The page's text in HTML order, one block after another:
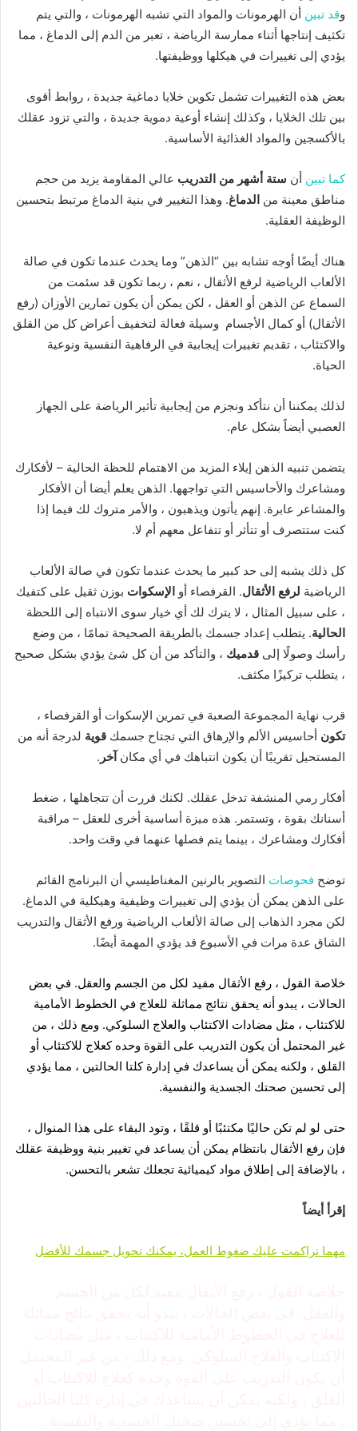
وقد تبين أن الهرمونات والمواد التي تشبه الهرمونات ، والتي يتم
تكثيف إنتاجها أثناء ممارسة الرياضة ، تعبر من الدم إلى الدماغ ، مما
يؤدي إلى تغييرات في هيكلها ووظيفتها.
بعض هذه التغييرات تشمل تكوين خلايا دماغية جديدة ، روابط أقوى
بين تلك الخلايا ، وكذلك إنشاء أوعية دموية جديدة ، والتي تزود عقلك
بالأكسجين والمواد الغذائية الأساسية.
كما تبين أن ستة أشهر من التدريب عالي المقاومة يزيد من حجم
مناطق معينة من الدماغ. وهذا التغيير في بنية الدماغ مرتبط بتحسين
الوظيفة العقلية.
هناك أيضًا أوجه تشابه بين “الذهن” وما يحدث عندما تكون في صالة
الألعاب الرياضية لرفع الأثقال ، نعم ، ربما تكون قد سئمت من
السماع عن الذهن أو العقل ، لكن يمكن أن يكون تمارين الأوزان (رفع
الأثقال) أو كمال الأجسام وسيلة فعالة لتخفيف أعراض كل من القلق
والاكتئاب ، تقديم تغييرات إيجابية في الرفاهية النفسية ونوعية
الحياة.
لذلك يمكننا أن نتأكد ونجزم من إيجابية تأثير الرياضة على الجهاز
العصبي أيضاً بشكل عام.
يتضمن تنبيه الذهن إيلاء المزيد من الاهتمام للحظة الحالية – لأفكارك
ومشاعرك والأحاسيس التي تواجهها. الذهن يعلم أيضا أن الأفكار
والمشاعر عابرة. إنهم يأتون ويذهبون ، والأمر متروك لك فيما إذا
كنت ستتصرف أو تتأثر أو تتفاعل معهم أم لا.
كل ذلك يشبه إلى حد كبير ما يحدث عندما تكون في صالة الألعاب
الرياضية لرفع الأثقال. القرفصاء أو الإسكوات بوزن ثقيل على كتفيك
، على سبيل المثال ، لا يترك لك أي خيار سوى الانتباه إلى اللحظة
الحالية. يتطلب إعداد جسمك بالطريقة الصحيحة تمامًا ، من وضع
رأسك وصولًا إلى قدميك ، والتأكد من أن كل شئ يؤدي بشكل صحيح
، يتطلب تركيزًا مكثف.
قرب نهاية المجموعة الصعبة في تمرين الإسكوات أو القرفصاء ،
تكون أحاسيس الألم والإرهاق التي تجتاح جسمك قوية لدرجة أنه من
المستحيل تقريبًا أن يكون انتباهك في أي مكانآخر .
أفكار رمي المنشفة تدخل عقلك. لكنك قررت أن تتجاهلها ، ضغط
أسنانك بقوة ، وتستمر. هذه ميزة أساسية أخرى للعقل – مراقبة
أفكارك ومشاعرك ، بينما يتم فصلها عنهما في وقت واحد.
توضح فحوصات التصوير بالرنين المغناطيسي أن البرنامج القائم
على الذهن يمكن أن يؤدي إلى تغييرات وظيفية وهيكلية في الدماغ.
لكن مجرد الذهاب إلى صالة الألعاب الرياضية ورفع الأثقال والتدريب
الشاق عدة مرات في الأسبوع قد يؤدي المهمة أيضًا.
خلاصة القول ، رفع الأثقال مفيد لكل من الجسم والعقل. في بعض
الحالات ، يبدو أنه يحقق نتائج مماثلة للعلاج في الخطوط الأمامية
للاكتئاب ، مثل مضادات الاكتئاب والعلاج السلوكي. ومع ذلك ، من
غير المحتمل أن يكون التدريب على القوة وحده كعلاج للاكتئاب أو
القلق ، ولكنه يمكن أن يساعدك في إدارة كلتا الحالتين ، مما يؤدي
إلى تحسين صحتك الجسدية والنفسية.
حتى لو لم تكن حاليًا مكتئبًا أو قلقًا ، وتود البقاء على هذا المنوال ،
فإن رفع الأثقال بانتظام يمكن أن يساعد في تغيير بنية ووظيفة عقلك
، بالإضافة إلى إطلاق مواد كيميائية تجعلك تشعر بالتحسن.
إقرأ أيضاً
مهما تراكمت عليك ضغوط العمل، يمكنك تحويل جسمك للأفضل